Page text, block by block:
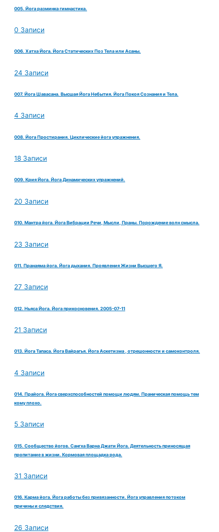
005. Йога разминка гимнастика.
0 Записи
006. Хатха Йога. Йога Статических Поз Тела или Асаны.
24 Записи
007. Йога Шавасана. Высшая Йога Небытия. Йога Покоя Сознания и Тела.
4 Записи
008. Йога Простирания. Циклические йога упражнения.
18 Записи
009. Крия Йога. Йога Динамических упражнений.
20 Записи
010. Мантра йога. Йога Вибрации Речи, Мысли, Праны. Порождение волн смысла.
23 Записи
011. Пранаяма йога. Йога дыхания. Проявления Жизни Высшего Я.
27 Записи
012. Ньяса Йога. Йога прикосновения. 2005-07-11
21 Записи
013. Йога Тапаса. Йога Вайрагья. Йога Аскетизма , отрешонности и самоконтроля.
4 Записи
014. Прайога. Йога сверхспособностей помощи людям. Праническая помощь тем
кому плохо.
5 Записи
015. Сообщество йогов. Сангха Варна Джати Йога. Деятельность приносящая
пропитание в жизни. Кормовая площадка рода.
31 Записи
016. Карма йога. Йога работы без привязанности. Йога управления потоком
причины и следствия.
26 Записи